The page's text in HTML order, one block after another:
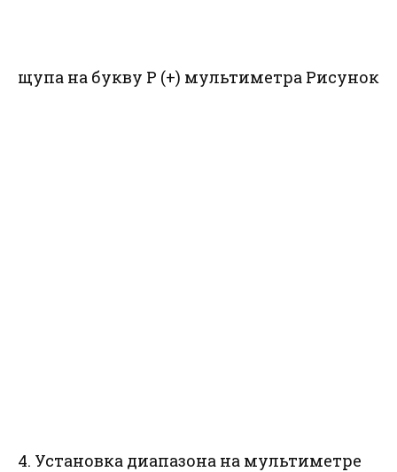
щупа на букву P (+) мультиметра Рисунок
4. Установка диапазона на мультиметре